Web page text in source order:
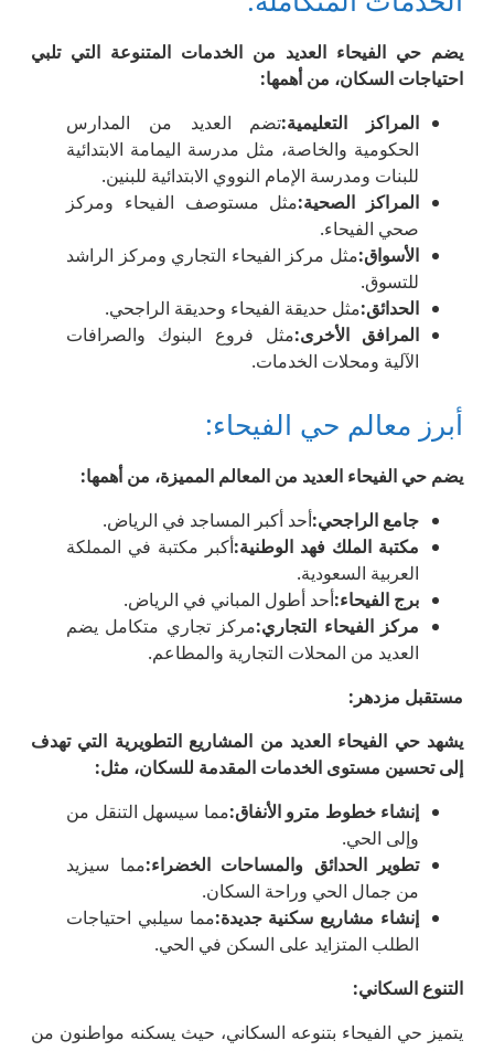
يضم حي الفيحاء العديد من الخدمات المتنوعة التي تلبي
احتياجات السكان، من أهمها:
المراكز التعليمية:تضم العديد من المدارس
الحكومية والخاصة، مثل مدرسة اليمامة الابتدائية
للبنات ومدرسة الإمام النووي الابتدائية للبنين.
المراكز الصحية:مثل مستوصف الفيحاء ومركز
صحي الفيحاء.
الأسواق:مثل مركز الفيحاء التجاري ومركز الراشد
للتسوق.
الحدائق:مثل حديقة الفيحاء وحديقة الراجحي.
المرافق الأخرى:مثل فروع البنوك والصرافات
الآلية ومحلات الخدمات.
أبرز معالم حي الفيحاء:
يضم حي الفيحاء العديد من المعالم المميزة، من أهمها:
جامع الراجحي:أحد أكبر المساجد في الرياض.
مكتبة الملك فهد الوطنية:أكبر مكتبة في المملكة
العربية السعودية.
برج الفيحاء:أحد أطول المباني في الرياض.
مركز الفيحاء التجاري:مركز تجاري متكامل يضم
العديد من المحلات التجارية والمطاعم.
مستقبل مزدهر :
يشهد حي الفيحاء العديد من المشاريع التطويرية التي تهدف
إلى تحسين مستوى الخدمات المقدمة للسكان، مثل:
إنشاء خطوط مترو الأنفاق:مما سيسهل التنقل من
وإلى الحي.
تطوير الحدائق والمساحات الخضراء:مما سيزيد
من جمال الحي وراحة السكان.
إنشاء مشاريع سكنية جديدة:مما سيلبي احتياجات
الطلب المتزايد على السكن في الحي.
التنوع السكاني:
يتميز حي الفيحاء بتنوعه السكاني، حيث يسكنه مواطنون من